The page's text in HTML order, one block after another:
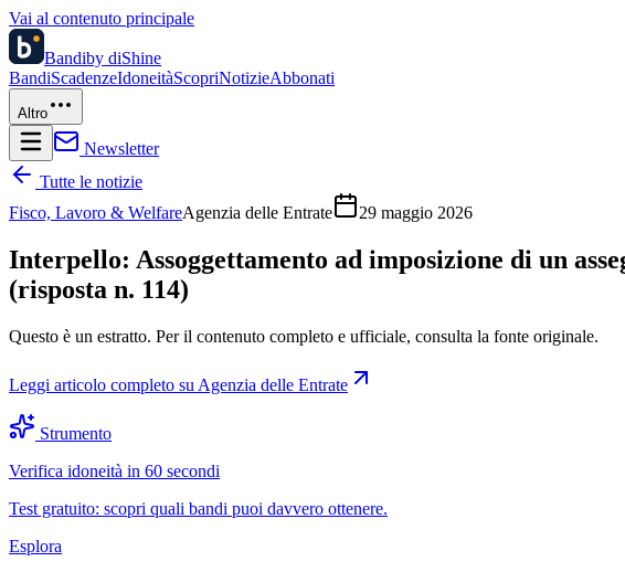
Vai al contenuto principale
Bandiby diShine
BandiScadenzeIdoneitàScopriNotizieAbbonati
Altro
Newsletter
Tutte le notizie
Fisco, Lavoro & WelfareAgenzia delle Entrate 29 maggio 2026
Interpello: Assoggettamento ad imposizione di un
(risposta n. 114)
Questo è un estratto. Per il contenuto completo e ufficiale, consulta la fonte originale.
Leggi articolo completo su Agenzia delle Entrate
Strumento
Verifica idoneità in 60 secondi
Test gratuito: scopri quali bandi puoi davvero ottenere.
Esplora